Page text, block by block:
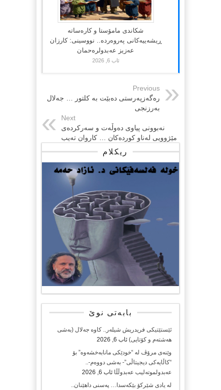
شکاندی مامۆستا و کارەساتە
ڕیشەییەکانی پەروەردە.. نووسینی: کارزان
عەزیز عەبدولرەحمان
ئاب 6, 2026
Previous
رەگەزپەرستی دەبێت بە کلتور … جەلال
بەرزنجی
Next
نه‌بوونی پیاوی ده‌وڵه‌ت و سه‌ركرده‌ی
مێژوویی له‌ناو كورده‌كان … كاروان ته‌یب
ریکلام
بابەتی نوێ
ئێستێتیکی فریدریش شیلەر.. کاوە جەلال (بەشی
هەشتەم و کۆتایی) ئاب 6, 2026
وێنەی مرۆڤ لە “خودێکی مانابەخشەوە” بۆ
“کاڵایەکی دیجیتاڵی”- بەشی دووەم-..
عەبدولموتەلیب عەبدوڵڵا ئاب 6, 2026
لە یادی شێرکۆ بێکەسدا… پەسنی داهێنان..